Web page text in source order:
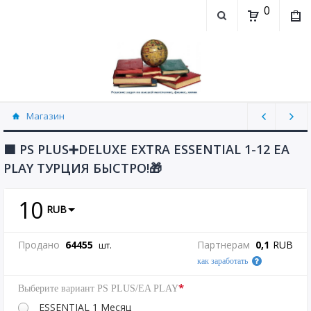
0
Магазин
Популярные товары platimarket (88)
🟦 PS PLUS➕DELUXE EXTRA ESSENTIAL 1-12 EA
PLAY ТУРЦИЯ БЫСТРО!🎁
10 RUB
Продано 64455 шт. Партнерам 0,1 RUB
как заработать
Выберите вариант PS PLUS/EA PLAY*
ESSENTIAL 1 Месяц